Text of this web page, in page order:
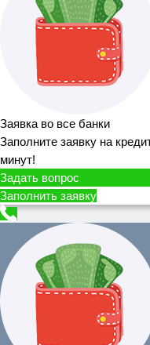
Заявка во все банки
Заполните заявку на
минут!
Задать вопрос
Заполнить заявку